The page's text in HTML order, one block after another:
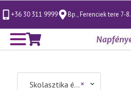
+36 30 311 9999 Bp., Ferenciek tere 7-8.
×
Skolasztika és antropozófia (5)